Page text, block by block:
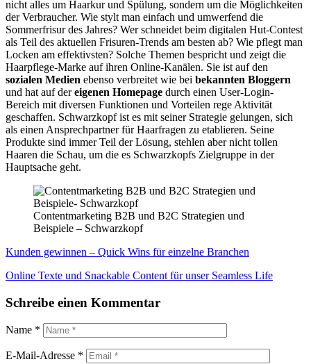
nicht alles um Haarkur und Spülung, sondern um die Möglichkeiten
der Verbraucher. Wie stylt man einfach und umwerfend die
Sommerfrisur des Jahres? Wer schneidet beim digitalen Hut-Contest
als Teil des aktuellen Frisuren-Trends am besten ab? Wie pflegt man
Locken am effektivsten? Solche Themen bespricht und zeigt die
Haarpflege-Marke auf ihren Online-Kanälen. Sie ist auf den
sozialen Medien ebenso verbreitet wie bei bekannten Bloggern
und hat auf dereigenen Homepage durch einen User-Login-
Bereich mit diversen Funktionen und Vorteilen rege Aktivität
geschaffen. Schwarzkopf ist es mit seiner Strategie gelungen, sich
als einen Ansprechpartner für Haarfragen zu etablieren. Seine
Produkte sind immer Teil der Lösung, stehlen aber nicht tollen
Haaren die Schau, um die es Schwarzkopfs Zielgruppe in der
Hauptsache geht.
Contentmarketing B2B und B2C Strategien und
Beispiele – Schwarzkopf
Beitragsnavigation
Kunden gewinnen – Quick Wins für einzelne Branchen
Online Texte und Snackable Content für unser Seamless Life
Schreibe einen Kommentar
Name *
E-Mail-Adresse *